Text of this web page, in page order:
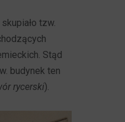
tzw.
Stąd
budynek ten
rycerski).